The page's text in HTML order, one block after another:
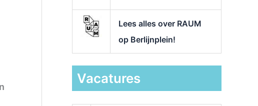
Lees alles over RAUM
op Berlijnplein!
Vacatures